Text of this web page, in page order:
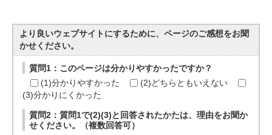
より良いウェブサイトにするために、ページのご感想をお聞
かせください。
質問1：このページは分かりやすかったですか？
(1)分かりやすかった
(2)どちらともいえない
(3)分かりにくかった
質問2：質問1で(2)(3)と回答されたかたは、理由をお聞か
せください。（複数回答可）